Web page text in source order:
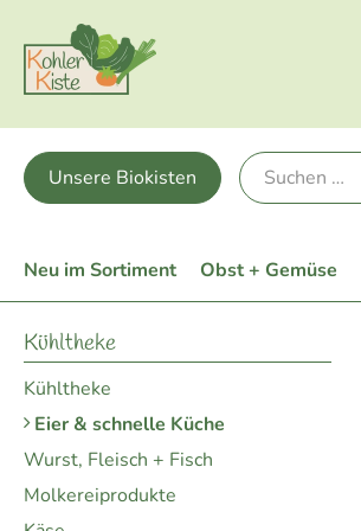
Unsere Biokisten
Neu im Sortiment Obst + Gemüse
Kühltheke
Kühltheke
Eier & schnelle Küche
Wurst, Fleisch + Fisch
Molkereiprodukte